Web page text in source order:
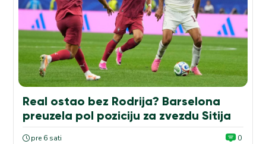
Real ostao bez Rodrija? Barselona
preuzela pol poziciju za zvezdu Sitija
pre 6 sati 0